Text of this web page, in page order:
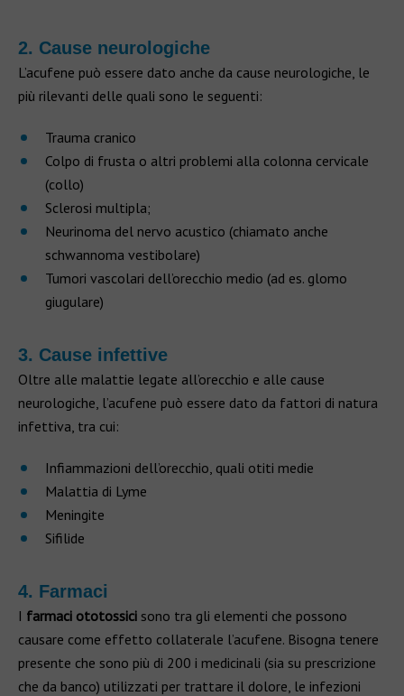
2. Cause neurologiche
L’acufene può essere dato anche da cause neurologiche, le
più rilevanti delle quali sono le seguenti:
Trauma cranico
Colpo di frusta o altri problemi alla colonna cervicale
(collo)
Sclerosi multipla;
Neurinoma del nervo acustico (chiamato anche
schwannoma vestibolare)
Tumori vascolari dell’orecchio medio (ad es. glomo
giugulare)
3. Cause infettive
Oltre alle malattie legate all’orecchio e alle cause
neurologiche, l’acufene può essere dato da fattori di natura
infettiva, tra cui:
Infiammazioni dell’orecchio, quali otiti medie
Malattia di Lyme
Meningite
Sifilide
4. Farmaci
I farmaci ototossici sono tra gli elementi che possono
causare come effetto collaterale l’acufene. Bisogna tenere
presente che sono più di 200 i medicinali (sia su prescrizione
che da banco) utilizzati per trattare il dolore, le infezioni